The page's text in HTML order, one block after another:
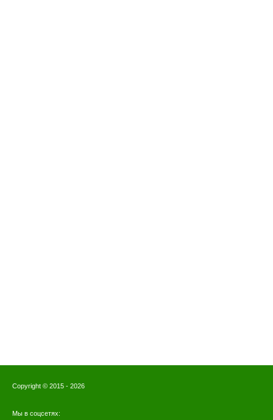
Copyright © 2015 - 2026
Мы в соцсетях: